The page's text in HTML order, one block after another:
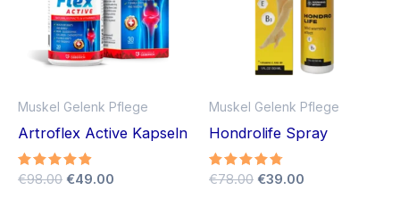
Muskel Gelenk Pflege
Artroflex Active Kapseln
Bewertet
€98.00 Ursprünglicher
€49.00
Muskel Gelenk Pflege
Hondrolife Spray
Bewertet
€78.00 Ursprünglicher
€39.00